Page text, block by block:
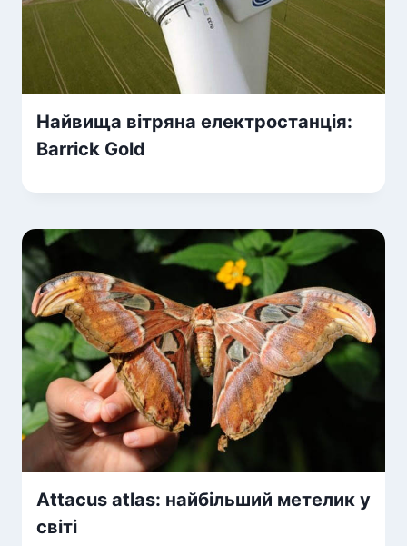
Найвища вітряна електростанція:
Barrick Gold
Аttacus atlas: найбільший метелик у
світі